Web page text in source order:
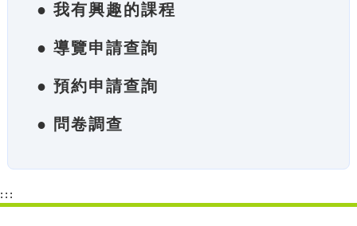
● 我有興趣的課程
● 導覽申請查詢
● 預約申請查詢
● 問卷調查
:::